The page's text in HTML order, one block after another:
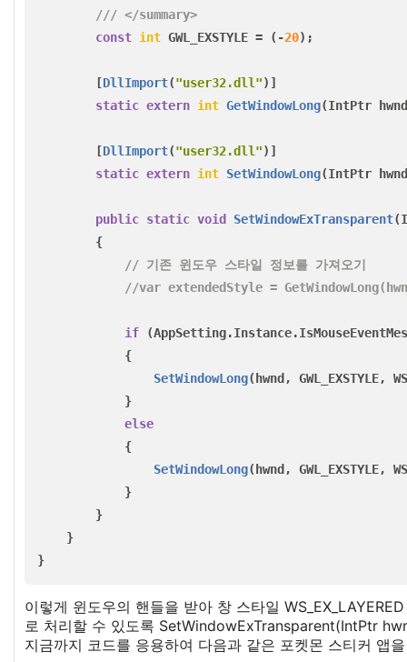
/// </summary>
const int GWL_EXSTYLE = (-20);
[DllImport("user32.dll")]
static extern int GetWindowLong(IntPtr hwnd
[DllImport("user32.dll")]
static extern int SetWindowLong(IntPtr hwnd
public static void SetWindowExTransparent(
{
// 기존 윈도우 스타일 정보를 가져오기
//var extendedStyle =
if (AppSetting.Instance.
{
SetWindowLong( hwnd , GWL_EXSTYLE,
}
else
{
SetWindowLong( hwnd , GWL_EXSTYLE,
}
}
}
}
이렇게 윈도우의 핸들을 받아 창 스타일
로 처리할 수 있도록 SetWindowExTransparent(IntPtr
지금까지 코드를 응용하여 다음과 같은 포켓몬 스티커 앱